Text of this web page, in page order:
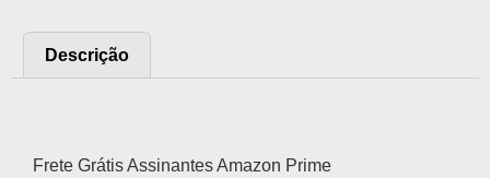
Descrição
Frete Grátis Assinantes Amazon Prime